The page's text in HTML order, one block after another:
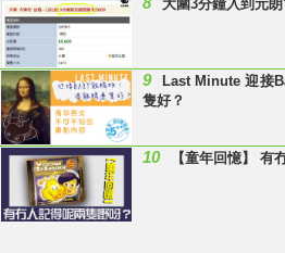
大圍3分鐘入到元
9
Last Minute 迎接
隻好？
10 【童年回憶】 有